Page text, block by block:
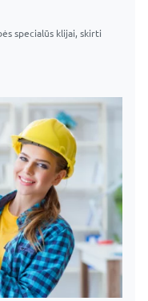
specialūs klijai, skirti